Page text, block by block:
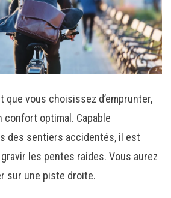
que vous choisissez d’emprunter,
optimal. Capable
des sentiers accidentés, il est
les pentes raides. Vous aurez
sur une piste droite.